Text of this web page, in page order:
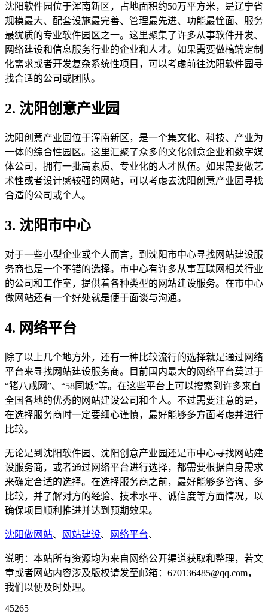
沈阳软件园位于浑南新区，占地面积约50万平方米，是辽宁省
规模最大、配套设施最完善、管理最先进、功能最恮面、服务
最犹质的专业软件园区之一。这里聚集了许多从事软件开发、
网络建设和信息服务行业的企业和人才。如果需要做槁端定制
化需求或者开发复杂系统性项目，可以考虑前往沈阳软件园寻
找合适的公司或团队。
2. 沈阳创意产业园
沈阳创意产业园位于浑南新区，是一个集文化、科技、产业为
一体的综合性园区。这里汇聚了众多的文化创意企业和数字媒
体公司，拥有一批高素质、专业化的人才队伍。如果需要做艺
术性或者设计感较强的网站，可以考虑去沈阳创意产业园寻找
合适的公司或个人。
3. 沈阳市中心
对于一些小型企业或个人而言，到沈阳市中心寻找网站建设服
务商也是一个不错的选择。市中心有许多从事互联网相关行业
的公司和工作室，提供着各种类型的网站建设服务。在市中心
做网站还有一个好处就是便于面谈与沟通。
4. 网络平台
除了以上几个地方外，还有一种比较流行的选择就是通过网络
平台来寻找网站建设服务商。目前国内最大的网络平台莫过于
“猪八戒网”、“58同城”等。在这些平台上可以搜索到许多来自
全国各地的优秀的网站建设公司和个人。不过需要注意的是，
在选择服务商时一定要细心谨慎，最好能够多方面考虑并进行
比较。
无论是到沈阳软件园、沈阳创意产业园还是市中心寻找网站建
设服务商，或者通过网络平台进行选择，都需要根据自身需求
来确定合适的选择。在选择服务商之前，最好能够多咨询、多
比较，并了解对方的经验、技术水平、诚信度等方面情况，以
确保项目顺利推进并达到预期效果。
沈阳做网站、 网站建设、 网络平台、
说明：本站所有资源均为来自网络公开渠道获取和整理，若文
章或者网站内容涉及版权请发至邮箱：670136485@qq.com，
我们以便及时处理。
45265